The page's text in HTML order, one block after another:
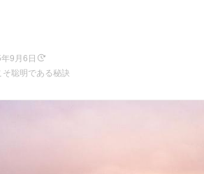
9月6日
聡明である秘訣